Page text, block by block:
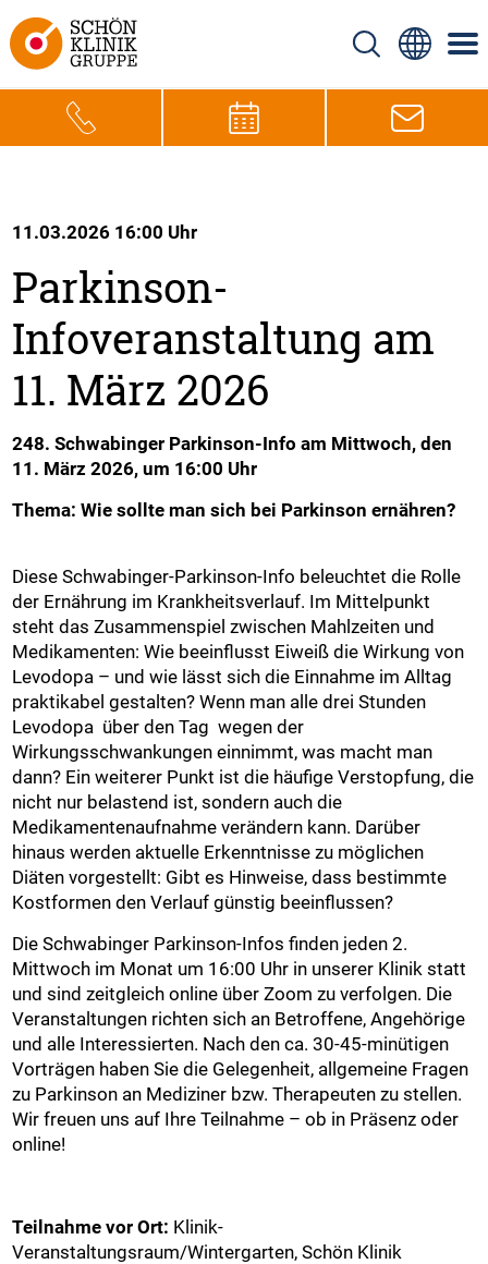
11.03.2026 16:00 Uhr
Parkinson-
Infoveranstaltung am
11. März 2026
248. Schwabinger Parkinson-Info am Mittwoch, den
11. März 2026, um 16:00 Uhr
Thema: Wie sollte man sich bei Parkinson ernähren?
Diese Schwabinger-Parkinson-Info beleuchtet die Rolle
der Ernährung im Krankheitsverlauf. Im Mittelpunkt
steht das Zusammenspiel zwischen Mahlzeiten und
Medikamenten: Wie beeinflusst Eiweiß die Wirkung von
Levodopa – und wie lässt sich die Einnahme im Alltag
praktikabel gestalten? Wenn man alle drei Stunden
Levodopa über den Tag wegen der
Wirkungsschwankungen einnimmt, was macht man
dann? Ein weiterer Punkt ist die häufige Verstopfung, die
nicht nur belastend ist, sondern auch die
Medikamentenaufnahme verändern kann. Darüber
hinaus werden aktuelle Erkenntnisse zu möglichen
Diäten vorgestellt: Gibt es Hinweise, dass bestimmte
Kostformen den Verlauf günstig beeinflussen?
Die Schwabinger Parkinson-Infos finden jeden 2.
Mittwoch im Monat um 16:00 Uhr in unserer Klinik statt
und sind zeitgleich online über Zoom zu verfolgen. Die
Veranstaltungen richten sich an Betroffene, Angehörige
und alle Interessierten. Nach den ca. 30-45-minütigen
Vorträgen haben Sie die Gelegenheit, allgemeine Fragen
zu Parkinson an Mediziner bzw. Therapeuten zu stellen.
Wir freuen uns auf Ihre Teilnahme – ob in Präsenz oder
online!
Teilnahme vor Ort: Klinik-
Veranstaltungsraum/Wintergarten, Schön Klinik